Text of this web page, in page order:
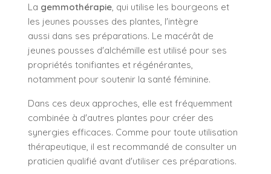
La gemmothérapie, qui utilise les bourgeons et
les jeunes pousses des plantes, l'intègre
aussi dans ses préparations. Le macérât de
jeunes pousses d'alchémille est utilisé pour ses
propriétés tonifiantes et régénérantes,
notamment pour soutenir la santé féminine.
Dans ces deux approches, elle est fréquemment
combinée à d'autres plantes pour créer des
synergies efficaces. Comme pour toute utilisation
thérapeutique, il est recommandé de consulter un
praticien qualifié avant d'utiliser ces préparations.